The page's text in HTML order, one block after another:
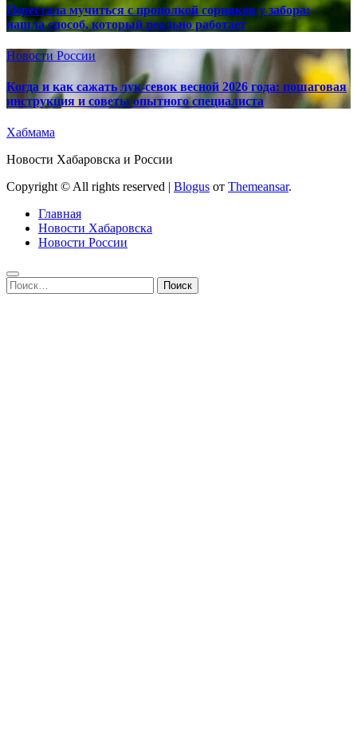
Перестала мучиться с прополкой сорняков у забора:
нашла способ, который реально работает
Новости России
Когда и как сажать лук-севок весной 2026 года: пошаговая
инструкция и советы опытного специалиста
Хабмама
Новости Хабаровска и России
Copyright © All rights reserved
Blogus от Themeansar.
Главная
Новости Хабаровска
Новости России
Найти: